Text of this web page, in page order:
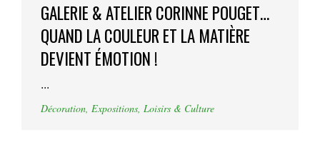
GALERIE & ATELIER CORINNE POUGET…
QUAND LA COULEUR ET LA MATIÈRE
DEVIENT ÉMOTION !
...
Décoration, Expositions, Loisirs & Culture